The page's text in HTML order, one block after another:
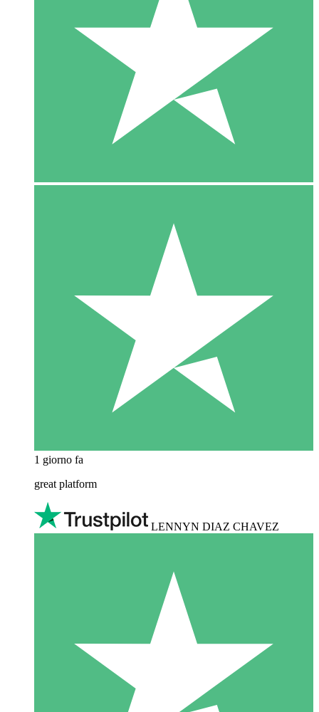
1 giorno fa
great platform
LENNYN DIAZ CHAVEZ